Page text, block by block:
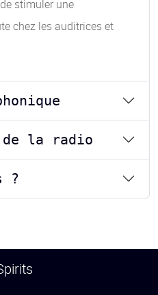
stimuler une
chez les auditrices et
de la radio
?